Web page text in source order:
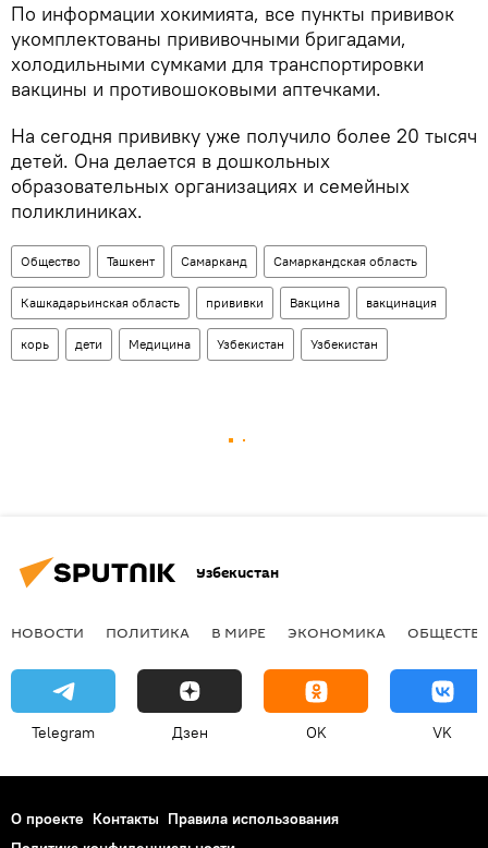
По информации хокимията, все пункты прививок
укомплектованы прививочными бригадами,
холодильными сумками для транспортировки
вакцины и противошоковыми аптечками.
На сегодня прививку уже получило более 20 тысяч
детей. Она делается в дошкольных
образовательных организациях и семейных
поликлиниках.
Общество Ташкент Самарканд Самаркандская область
Кашкадарьинская область прививки Вакцина вакцинация
корь дети Медицина Узбекистан Узбекистан
Узбекистан
НОВОСТИ ПОЛИТИКА В МИРЕ ЭКОНОМИКА
Telegram Дзен OK VK
О проекте Контакты Правила использования